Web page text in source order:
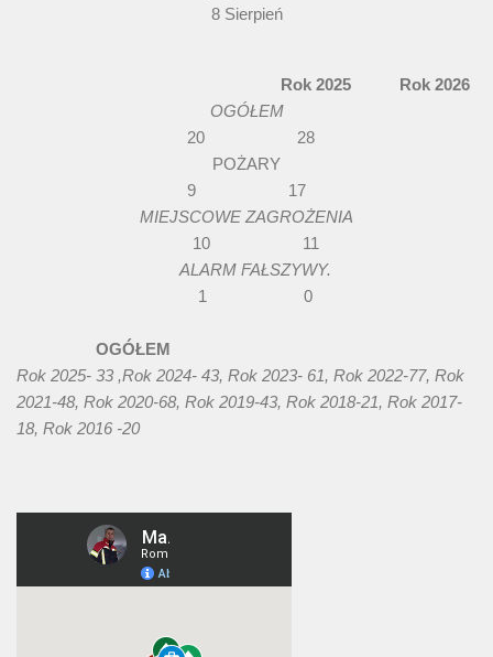
8 Sierpień
Rok 2025 Rok 2026
OGÓŁEM
20 28
POŻARY
9 17
MIEJSCOWE ZAGROŻENIA
10 11
ALARM FAŁSZYWY.
1 0
OGÓŁEM
Rok 2025- 33 ,Rok 2024- 43, Rok 2023- 61, Rok 2022-77, Rok
2021-48, Rok 2020-68, Rok 2019-43, Rok 2018-21, Rok 2017-
18, Rok 2016 -20